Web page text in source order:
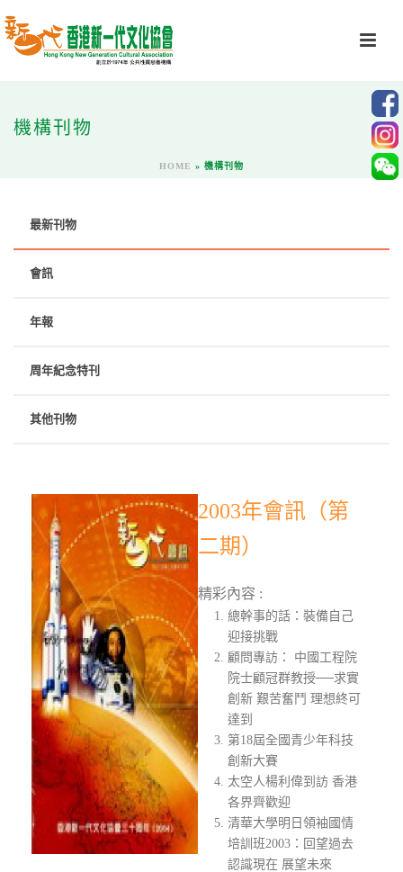
機構刊物
HOME » 機構刊物
最新刊物
會訊
年報
周年紀念特刊
其他刊物
2003年會訊（第
二期）
精彩內容 :
總幹事的話：裝備自己
迎接挑戰
顧問專訪： 中國工程院
院士顧冠群教授──求實
創新 艱苦奮鬥 理想終可
達到
第18屆全國青少年科技
創新大賽
太空人楊利偉到訪 香港
各界齊歡迎
清華大學明日領袖國情
培訓班2003：回望過去
認識現在 展望未來